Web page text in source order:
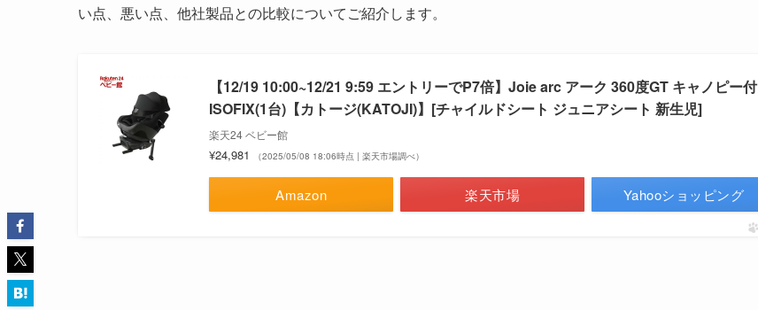
い点、悪い点、他社製品との比較についてご紹介します。
【12/19 10:00~12/21 9:59 エントリーでP7倍】Joie arc アーク 360度GT キャノピー付
ISOFIX(1台)【カトージ(KATOJI)】[チャイルドシート ジュニアシート 新生児]
楽天24 ベビー館
¥24,981 （2025/05/08 18:06時点 | 楽天市場調べ）
Amazon 楽天市場 Yahooショッピング